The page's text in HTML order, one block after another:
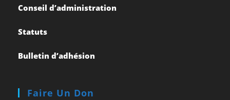
Conseil d’administration
Statuts
Bulletin d’adhésion
Faire Un Don